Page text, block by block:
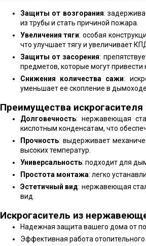
Защиты от возгорания:
из трубы и стать причиной пожара.
Увеличения тяги: особая
что улучшает тягу и увеличивает
Защиты от засорения:
предметов, которые могут привести
Снижения количества сажи:
уменьшает ее скопление в дымоходе.
Преимущества
Долговечность: нержавеющая
кислотным конденсатам, что
Прочность: выдерживает
высоких температур.
Универсальность: подходит для
Простота монтажа: легко
Эстетичный вид: нержавеющая
вид.
Искрогаситель из
Надежная защита вашего дома от
Эффективная работа отопительного